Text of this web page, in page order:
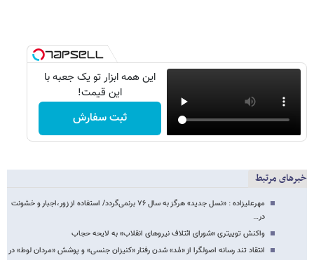
این همه ابزار تو یک جعبه با
این قیمت!
ثبت سفارش
خبرهای مرتبط
مهرعلیزاده : «نسل جدید» هرگز به سال ۷۶ برنمی‌گردد/ استفاده از زور،اجبار و خشونت
در…
واکنش توییتری «شورای ائتلاف نیروهای انقلاب» به لایحه حجاب
انتقاد تند رسانه اصولگرا از «مُد» شدن رفتار «کنیزان جنسی» و پوشش «مردان لوط» در